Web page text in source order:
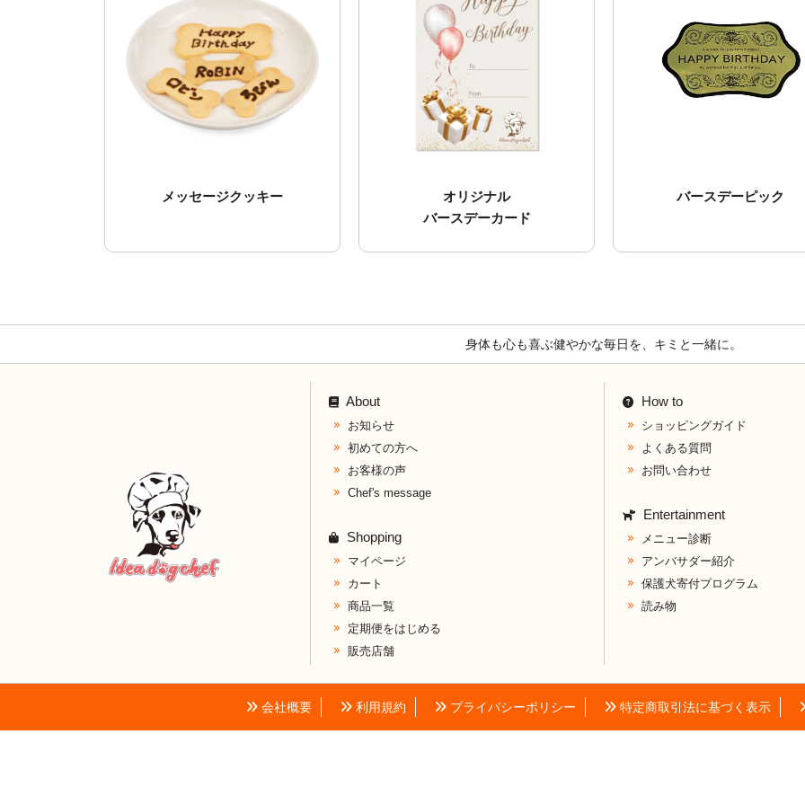
メッセージクッキー
オリジナル
バースデーカード
バースデーピック
身体も心も喜ぶ健やかな毎日を、キミと一緒に。
About
お知らせ
初めての方へ
お客様の声
Chef's message
Shopping
マイページ
カート
商品一覧
定期便をはじめる
販売店舗
How to
ショッピングガイド
よくある質問
お問い合わせ
Entertainment
メニュー診断
アンバサダー紹介
保護犬寄付プログラム
読み物
会社概要 利用規約 プライバシーポリシー 特定商取引法に基づく表示